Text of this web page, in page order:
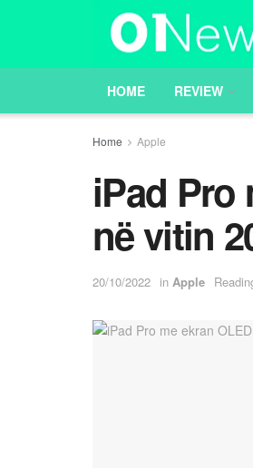
HOME REVIEW
Home Apple
iPad Pro
në vitin
20/10/2022 in Apple